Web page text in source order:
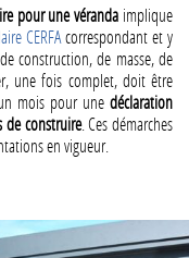
pour une véranda implique
CERFAcorrespondant et y
construction, de masse, de
une fois complet, doit être
mois pour une déclaration
de construire. Ces démarches
en vigueur​​​​.